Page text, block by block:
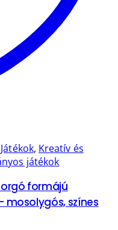
Játékok, Kreatív és
játékok
formájú
mosolygós, színes